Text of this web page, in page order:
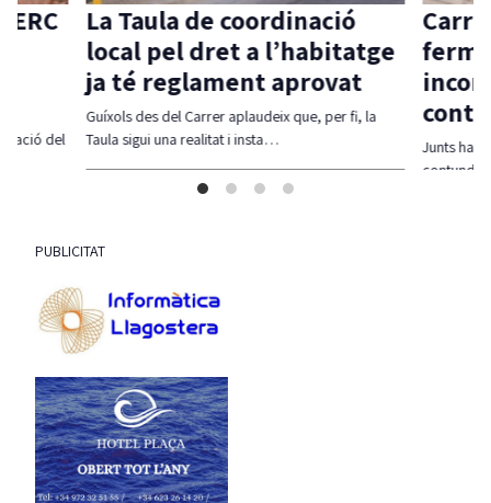
La Taula de coordinació
local pel dret a l’habitatge
ja té reglament aprovat
Guíxols des del Carrer aplaudeix que, per fi, la
Taula sigui una realitat i insta…
Junts ha
del
PUBLICITAT